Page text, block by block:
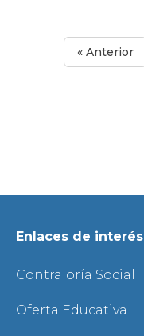
« Anterior
Enlaces de interés
Contraloría Social
Oferta Educativa